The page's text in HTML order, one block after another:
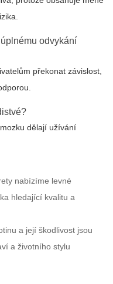
odvykání
překonat závislost,
dělají užívání
nabízíme levné
hledající kvalitu a
a její škodlivost jsou
a životního stylu